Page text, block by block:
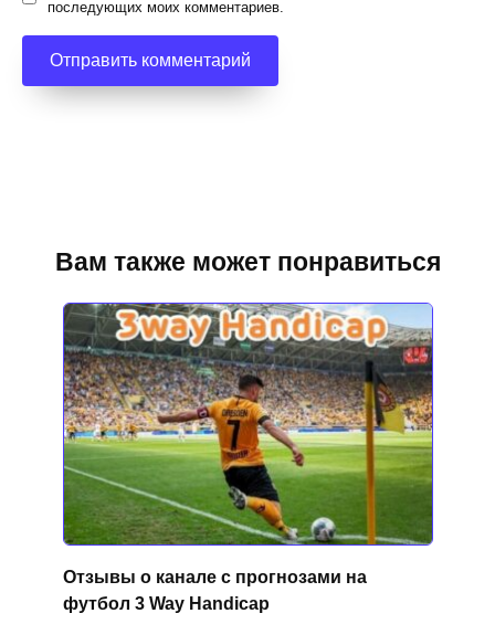
последующих моих комментариев.
Вам также может понравиться
Отзывы о канале с прогнозами на
футбол 3 Way Handicap